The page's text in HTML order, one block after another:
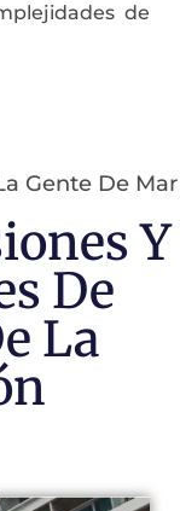
de
Gente De Mar
Y
De
La